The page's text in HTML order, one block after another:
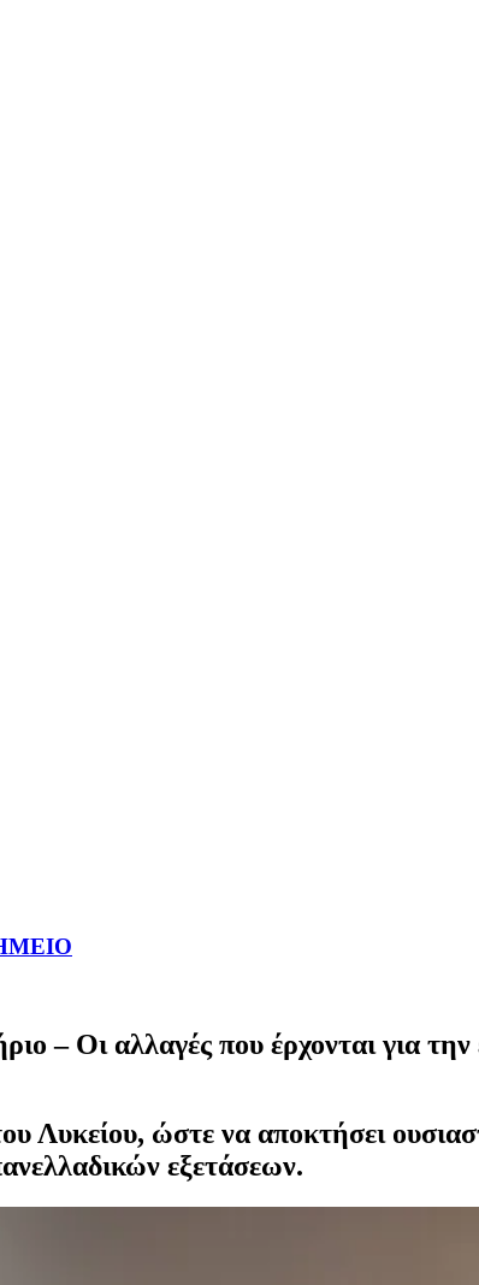
– Οι αλλαγές που έρχονται για
Λυκείου, ώστε να αποκτήσει
εξετάσεων.